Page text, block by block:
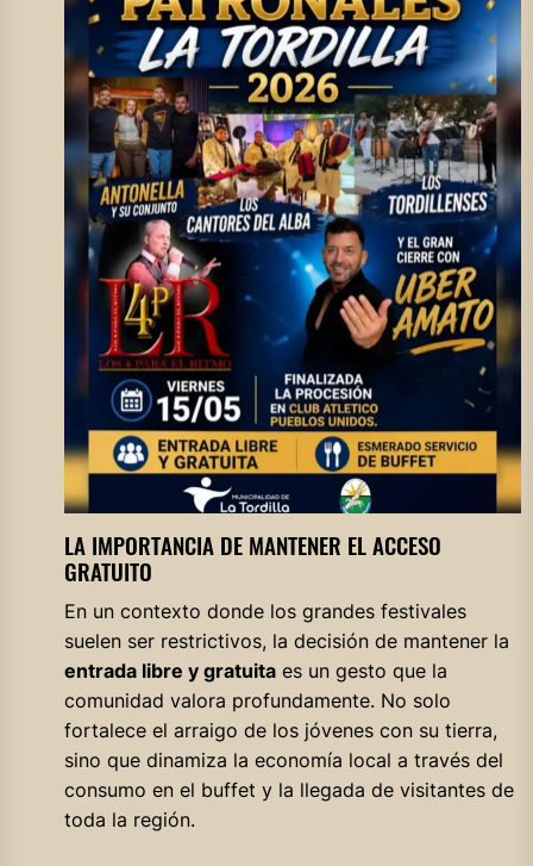
LA IMPORTANCIA DE MANTENER EL ACCESO
GRATUITO
En un contexto donde los grandes festivales
suelen ser restrictivos, la decisión de mantener la
entrada libre y gratuitaes un gesto que la
comunidad valora profundamente. No solo
fortalece el arraigo de los jóvenes con su tierra,
sino que dinamiza la economía local a través del
consumo en el buffet y la llegada de visitantes de
toda la región.